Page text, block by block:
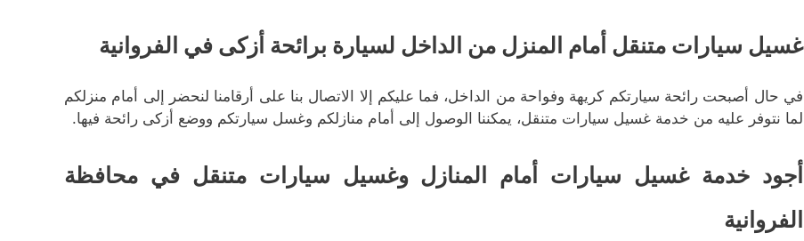
غسيل سيارات متنقل أمام المنزل من الداخل لسيارة برائحة أزكى في الفروانية
في حال أصبحت رائحة سيارتكم كريهة وفواحة من الداخل، فما عليكم إلا الاتصال بنا على أرقامنا لنحضر إلى أمام منزلكم
لما نتوفر عليه من خدمة غسيل سيارات متنقل، يمكننا الوصول إلى أمام منازلكم وغسل سيارتكم ووضع أزكى رائحة فيها.
أجود خدمة غسيل سيارات أمام المنازل وغسيل سيارات متنقل في محافظة
الفروانية